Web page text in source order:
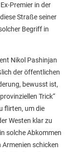
Premier in der
Straße seiner
Begriff in
Nikol Pashinjan
der öffentlichen
bewusst ist,
Trick“
flirten, um die
Westen klar zu
solche Abkommen
schicken